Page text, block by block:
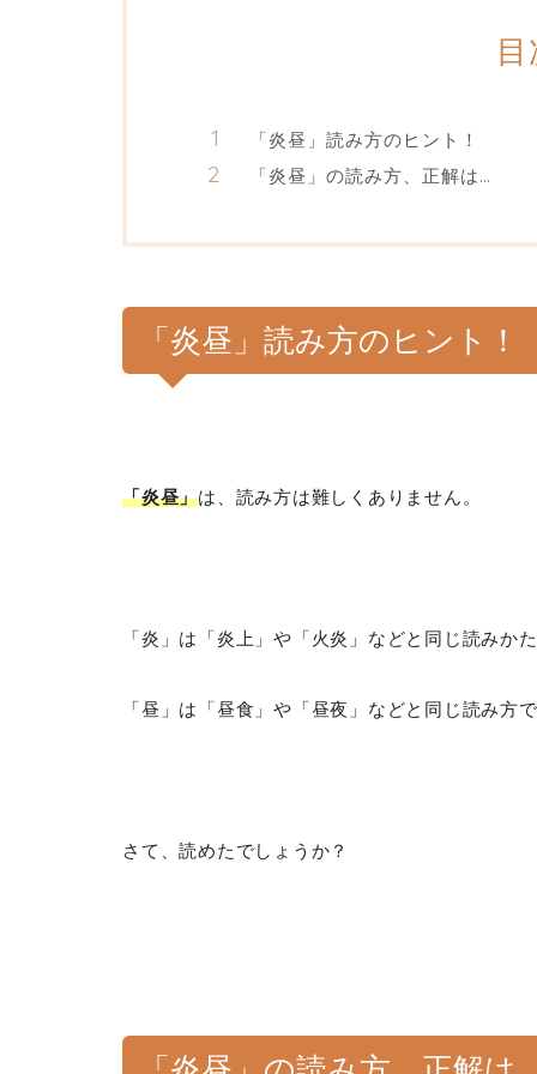
目
「炎昼」読み方のヒント！
「炎昼」の読み方、正解は…
「炎昼」読み方のヒント！
「炎昼」は、読み方は難しくありません。
「炎」は「炎上」や「火炎」などと同じ読みかた
「昼」は「昼食」や「昼夜」などと同じ読み方で
さて、読めたでしょうか？